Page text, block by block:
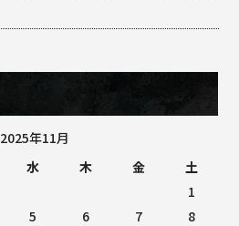
2025年11月
水 木 金 土
1
5 6 7
8